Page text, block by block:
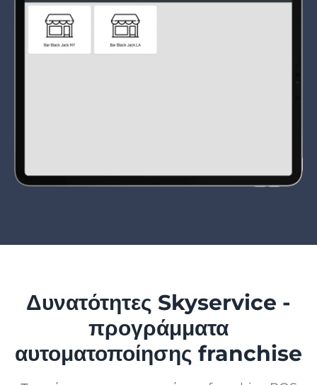
Δυνατότητες Skyservice -
προγράμματα
αυτοματοποίησης franchise